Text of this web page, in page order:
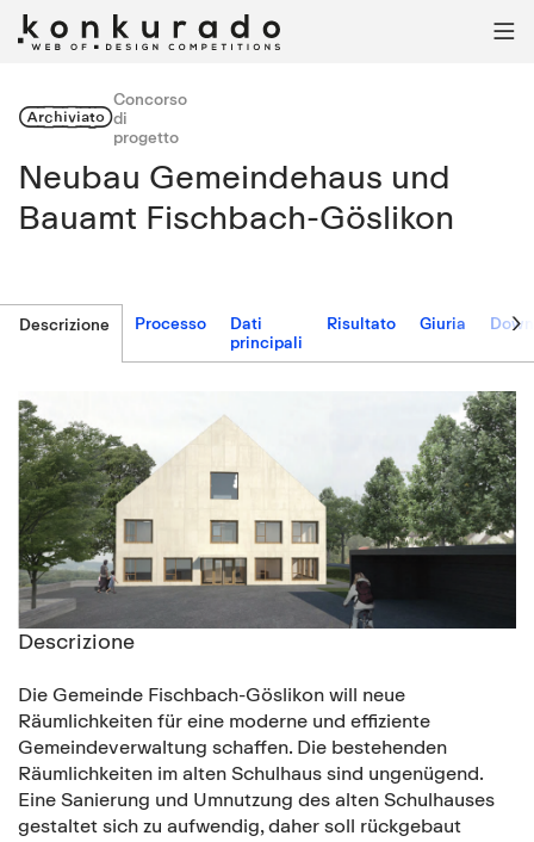

Archiviato
Concorso
di
progetto
Neubau Gemeindehaus und
Bauamt Fischbach-Göslikon
Descrizione Processo
Dati
principali
Risultato Giuria 
Descrizione
Die Gemeinde Fischbach-Göslikon will neue
Räumlichkeiten für eine moderne und effiziente
Gemeindeverwaltung schaffen. Die bestehenden
Räumlichkeiten im alten Schulhaus sind ungenügend.
Eine Sanierung und Umnutzung des alten Schulhauses
gestaltet sich zu aufwendig, daher soll rückgebaut